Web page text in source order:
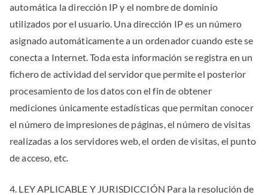
automática la dirección IP y el nombre de dominio
utilizados por el usuario. Una dirección IP es un número
asignado automáticamente a un ordenador cuando este se
conecta a Internet. Toda esta información se registra en un
fichero de actividad del servidor que permite el posterior
procesamiento de los datos con el fin de obtener
mediciones únicamente estadísticas que permitan conocer
el número de impresiones de páginas, el número de visitas
realizadas a los servidores web, el orden de visitas, el punto
de acceso, etc.
4. LEY APLICABLE Y JURISDICCIÓN Para la resolución de